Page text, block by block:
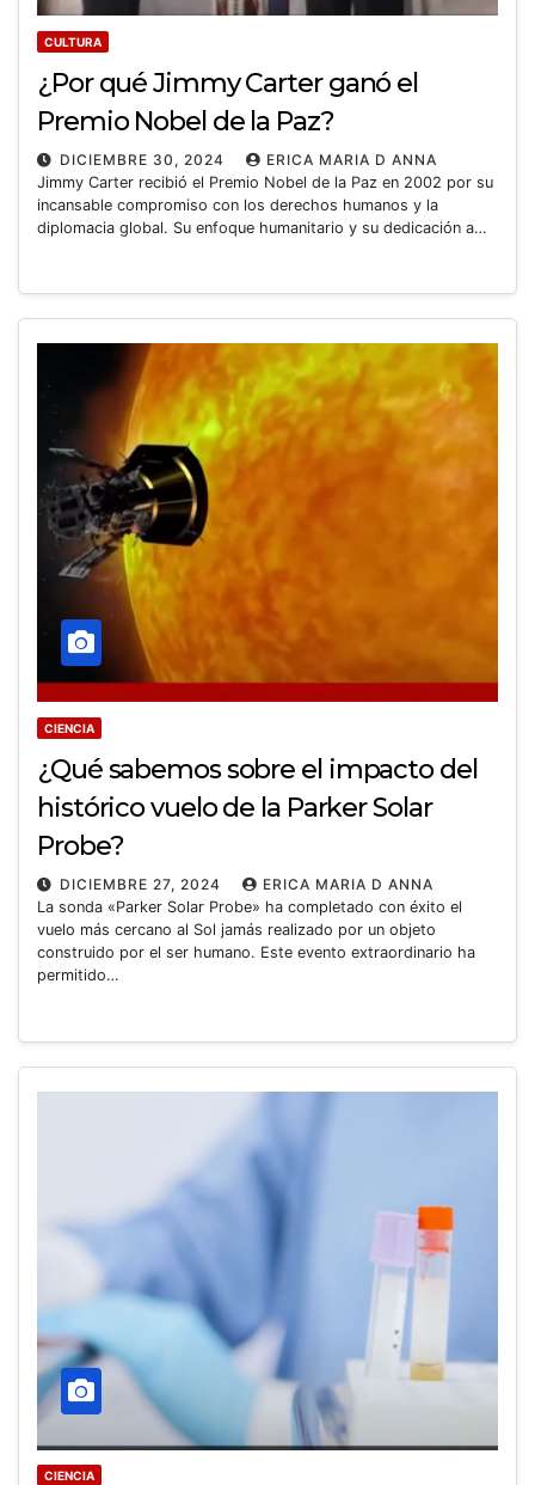
CULTURA
¿Por qué Jimmy Carter ganó el
Premio Nobel de la Paz?
DICIEMBRE 30, 2024
ERICA MARIA D ANNA
Jimmy Carter recibió el Premio Nobel de la Paz en 2002 por su
incansable compromiso con los derechos humanos y la
diplomacia global. Su enfoque humanitario y su dedicación a…
CIENCIA
¿Qué sabemos sobre el impacto del
histórico vuelo de la Parker Solar
Probe?
DICIEMBRE 27, 2024
ERICA MARIA D ANNA
La sonda «Parker Solar Probe» ha completado con éxito el
vuelo más cercano al Sol jamás realizado por un objeto
construido por el ser humano. Este evento extraordinario ha
permitido…
CIENCIA